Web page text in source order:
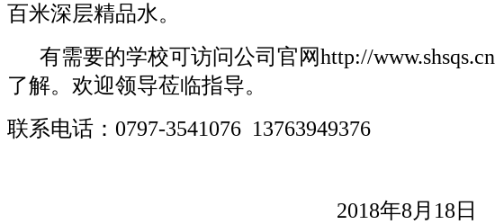
百米深层精品水。
有需要的学校可访问公司官网http://www.shsqs.cn
了解。欢迎领导莅临指导。
联系电话： 0797-3541076 13763949376
2018年8 月 18 日